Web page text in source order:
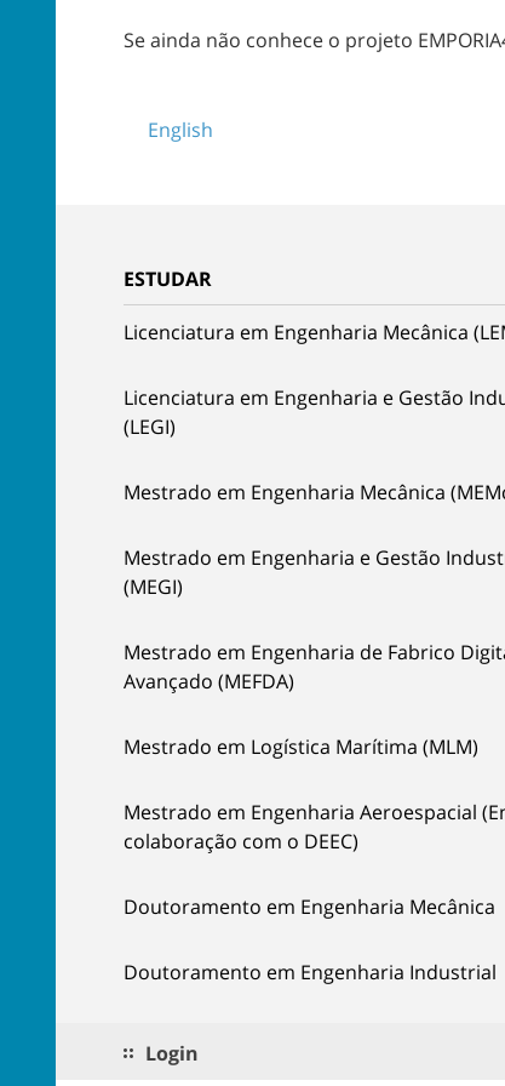
Se ainda não conhece o projeto
English
ESTUDAR
Licenciatura em Engenharia Mecânica
Licenciatura em Engenharia e Gestão
(LEGI)
Mestrado em Engenharia Mecânica
Mestrado em Engenharia e Gestão
(MEGI)
Mestrado em Engenharia de Fabrico
Avançado (MEFDA)
Mestrado em Logística Marítima (MLM)
Mestrado em Engenharia Aeroespacial
colaboração com o DEEC)
Doutoramento em Engenharia Mecânica
Doutoramento em Engenharia Industrial
Login